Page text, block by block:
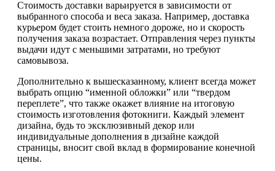
Стоимость доставки варьируется в зависимости от
выбранного способа и веса заказа. Например, доставка
курьером будет стоить немного дороже, но и скорость
получения заказа возрастает. Отправления через пункты
выдачи идут с меньшими затратами, но требуют
самовывоза.
Дополнительно к вышесказанному, клиент всегда может
выбрать опцию “именной обложки” или “твердом
переплете”, что также окажет влияние на итоговую
стоимость изготовления фотокниги. Каждый элемент
дизайна, будь то эксклюзивный декор или
индивидуальные дополнения в дизайне каждой
страницы, вносит свой вклад в формирование конечной
цены.